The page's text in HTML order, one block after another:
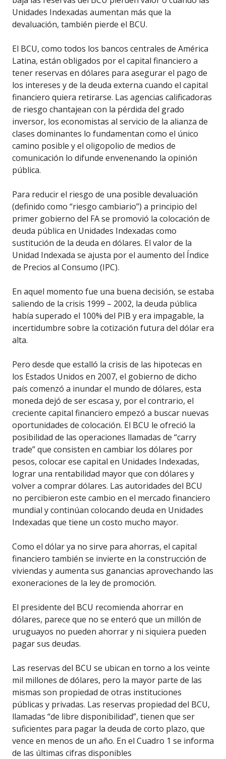
Unidades Indexadas aumentan más que la
devaluación, también pierde el BCU.
El BCU, como todos los bancos centrales de América
Latina, están obligados por el capital financiero a
tener reservas en dólares para asegurar el pago de
los intereses y de la deuda externa cuando el capital
financiero quiera retirarse. Las agencias calificadoras
de riesgo chantajean con la pérdida del grado
inversor, los economistas al servicio de la alianza de
clases dominantes lo fundamentan como el único
camino posible y el oligopolio de medios de
comunicación lo difunde envenenando la opinión
pública.
Para reducir el riesgo de una posible devaluación
(definido como “riesgo cambiario”) a principio del
primer gobierno del FA se promovió la colocación de
deuda pública en Unidades Indexadas como
sustitución de la deuda en dólares. El valor de la
Unidad Indexada se ajusta por el aumento del Índice
de Precios al Consumo (IPC).
En aquel momento fue una buena decisión, se estaba
saliendo de la crisis 1999 – 2002, la deuda pública
había superado el 100% del PIB y era impagable, la
incertidumbre sobre la cotización futura del dólar era
alta.
Pero desde que estalló la crisis de las hipotecas en
los Estados Unidos en 2007, el gobierno de dicho
país comenzó a inundar el mundo de dólares, esta
moneda dejó de ser escasa y, por el contrario, el
creciente capital financiero empezó a buscar nuevas
oportunidades de colocación. El BCU le ofreció la
posibilidad de las operaciones llamadas de “carry
trade” que consisten en cambiar los dólares por
pesos, colocar ese capital en Unidades Indexadas,
lograr una rentabilidad mayor que con dólares y
volver a comprar dólares. Las autoridades del BCU
no percibieron este cambio en el mercado financiero
mundial y continúan colocando deuda en Unidades
Indexadas que tiene un costo mucho mayor.
Como el dólar ya no sirve para ahorras, el capital
financiero también se invierte en la construcción de
viviendas y aumenta sus ganancias aprovechando las
exoneraciones de la ley de promoción.
El presidente del BCU recomienda ahorrar en
dólares, parece que no se enteró que un millón de
uruguayos no pueden ahorrar y ni siquiera pueden
pagar sus deudas.
Las reservas del BCU se ubican en torno a los veinte
mil millones de dólares, pero la mayor parte de las
mismas son propiedad de otras instituciones
públicas y privadas. Las reservas propiedad del BCU,
llamadas “de libre disponibilidad”, tienen que ser
suficientes para pagar la deuda de corto plazo, que
vence en menos de un año. En el Cuadro 1 se informa
de las últimas cifras disponibles